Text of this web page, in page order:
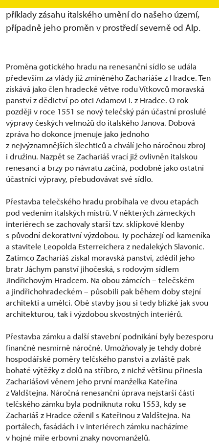
příklady zásahu italského umění do našeho území,
případně jeho proměn v prostředí severně od Alp.
Proměna gotického hradu na renesanční sídlo se udála
především za vlády již zmíněného Zachariáše z Hradce. Ten
získává jako člen hradecké větve rodu Vítkovců moravská
panství z dědictví po otci Adamovi I. z Hradce. O rok
později v roce 1551 se nový telečský pán účastní proslulé
výpravy českých velmožů do italského Janova. Dobová
zpráva ho dokonce jmenuje jako jednoho
z nejvýznamnějších šlechticů a chválí jeho náročnou zbroj
i družinu. Nazpět se Zachariáš vrací již ovlivněn italskou
renesancí a brzy po návratu začíná, podobně jako ostatní
účastníci výpravy, přebudovávat své sídlo.
Přestavba telečského hradu probíhala ve dvou etapách
pod vedením italských mistrů. V některých zámeckých
interiérech se zachovaly starší tzv. sklípkové klenby
s původní dekorativní výzdobou. Ty pocházejí od kameníka
a stavitele Leopolda Esterreichera z nedalekých Slavonic.
Zatímco Zachariáš získal moravská panství, zdědil jeho
bratr Jáchym panství jihočeská, s rodovým sídlem
Jindřichovým Hradcem. Na obou zámcích – telečském
a jindřichohradeckém – působili pak během doby stejní
architekti a umělci. Obě stavby jsou si tedy blízké jak svou
architekturou, tak i výzdobou skvostných interiérů.
Přestavba zámku a další stavební podnikání byly bezesporu
finančně nesmírně náročné. Umožňovaly je tehdy dobré
hospodářské poměry telčského panství a zvláště pak
bohaté výtěžky z dolů na stříbro, z nichž většinu přinesla
Zachariášovi věnem jeho první manželka Kateřina
z Valdštejna. Náročná renesanční úprava nejstarší části
telčského zámku byla podniknuta roku 1553, kdy se
Zachariáš z Hradce oženil s Kateřinou z Valdštejna. Na
portálech, fasádách i v interiérech zámku nacházíme
v hojné míře erbovní znaky novomanželů.